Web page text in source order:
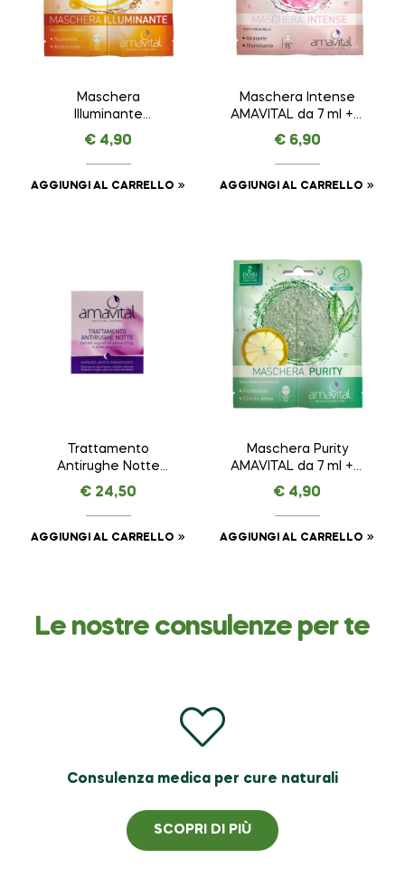
Maschera
Illuminante
AMAVITAL da 7 ml + 7
ml
€ 4,90
AGGIUNGI AL CARRELLO
Maschera Intense
AMAVITAL da 7 ml + 7
ml
€6,90
AGGIUNGI AL CARRELLO
Trattamento
Antirughe Notte
VEGETAL LIFTING –
AMAVITAL da 50 ml
€ 24,50
AGGIUNGI AL CARRELLO
Maschera Purity
AMAVITAL da 7 ml + 7
ml
€ 4,90
AGGIUNGI AL CARRELLO
Le nostre consulenze per te
Consulenza medica per cure naturali
SCOPRI DI PIÙ